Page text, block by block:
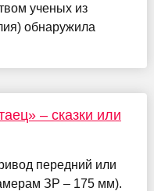
ученых из
обнаружила
– сказки или
передний или
ЗР – 175 мм).